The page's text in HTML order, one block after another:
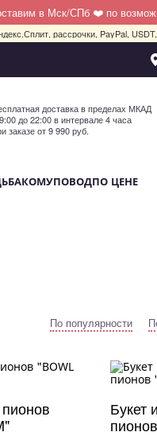
в Мск/СПб ❤️ по
рассрочки, PayPal,
доставка в пределах МКАД
до 22:00 в интервале 4 часа
заказе от 9 990 руб.
КОМУПОВОДПО ЦЕНЕ
По популярности
Букет